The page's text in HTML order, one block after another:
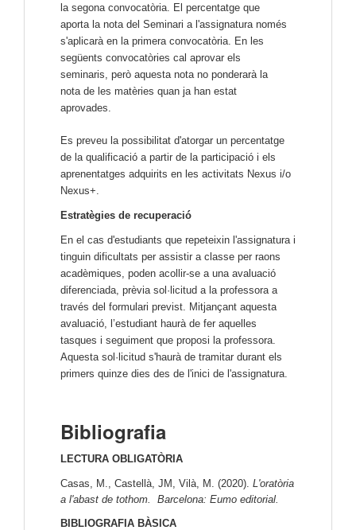
la segona convocatòria. El percentatge que
aporta la nota del Seminari a l'assignatura només
s'aplicarà en la primera convocatòria. En les
següents convocatòries cal aprovar els
seminaris, però aquesta nota no ponderarà la
nota de les matèries quan ja han estat
aprovades.
Es preveu la possibilitat d'atorgar un percentatge
de la qualificació a partir de la participació i els
aprenentatges adquirits en les activitats Nexus i/o
Nexus+.
Estratègies de recuperació
En el cas d'estudiants que repeteixin l'assignatura i
tinguin dificultats per assistir a classe per raons
acadèmiques, poden acollir-se a una avaluació
diferenciada, prèvia sol·licitud a la professora a
través del formulari previst. Mitjançant aquesta
avaluació, l’estudiant haurà de fer aquelles
tasques i seguiment que proposi la professora.
Aquesta sol·licitud s'haurà de tramitar durant els
primers quinze dies des de l'inici de l'assignatura.
Bibliografia
LECTURA OBLIGATÒRIA
Casas, M., Castellà, JM, Vilà, M. (2020). L'oratòria
a l'abast de tothom. Barcelona: Eumo editorial.
BIBLIOGRAFIA BÀSICA